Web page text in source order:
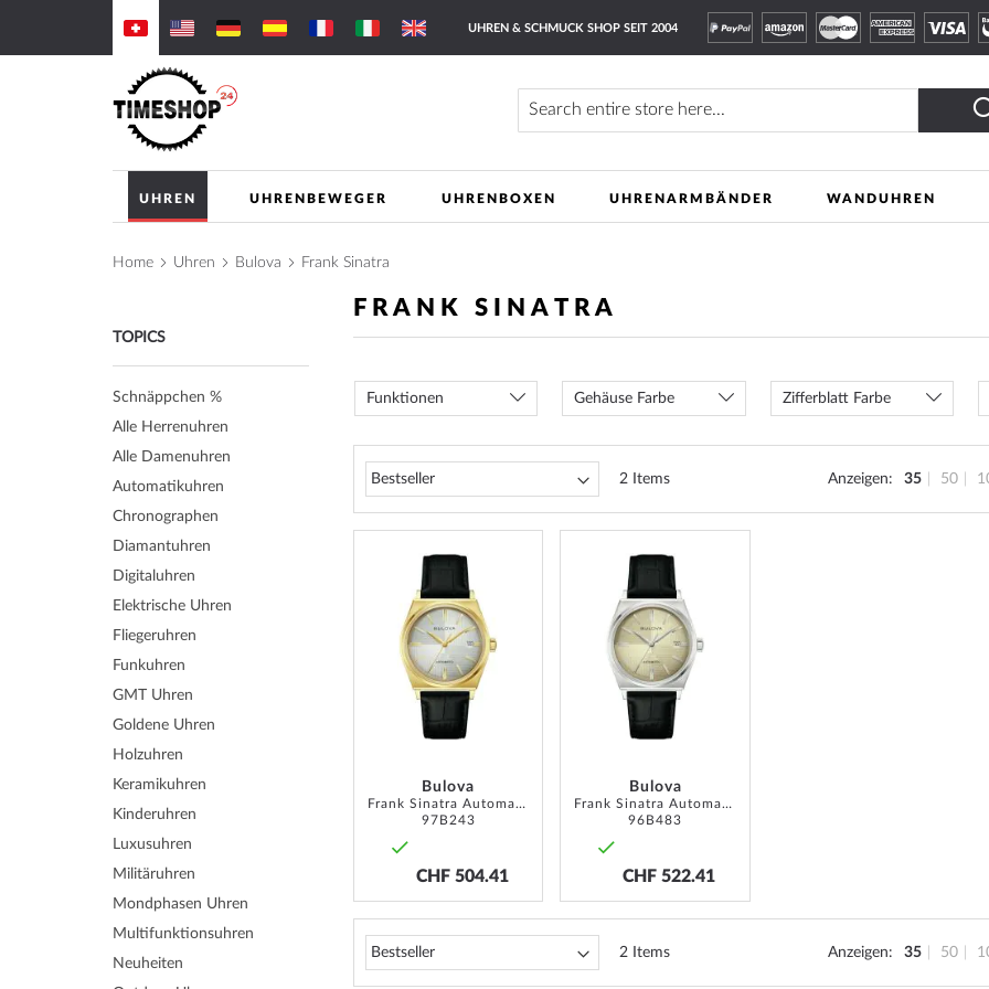
to
Content
UHREN & SCHMUCK SHOP SEIT 2004
UHREN UHRENBEWEGER UHRENBOXEN UHRENARMBÄNDER WANDUHREN
Home Uhren Bulova Frank Sinatra
FRANK SINATRA
Funktionen Gehäuse Farbe Zifferblatt Farbe
2Items Anzeigen 35 50
Bulova
Frank Sinatra Automatik 37mm 3ATM
97B243
CHF 504.41
Bulova
Frank Sinatra Automatik 37mm 3ATM
96B483
CHF 522.41
2Items Anzeigen 35 50
TOPICS
Alle Damenuhren
Alle Herrenuhren
Automatikuhren
Chronographen
Diamantuhren
Digitaluhren
Elektrische Uhren
Fliegeruhren
Funkuhren
GMT Uhren
Goldene Uhren
Holzuhren
Keramikuhren
Kinderuhren
Luxusuhren
Militäruhren
Mondphasen Uhren
Multifunktionsuhren
Neuheiten
Schnäppchen %